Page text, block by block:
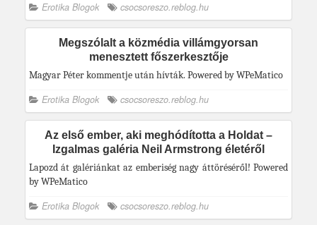
Erotika Blogok csocsoreszo.reblog.hu
Megszólalt a közmédia villámgyorsan
menesztett főszerkesztője
Magyar Péter kommentje után hívták. Powered by WPeMatico
Erotika Blogok csocsoreszo.reblog.hu
Az első ember, aki meghódította a Holdat –
Izgalmas galéria Neil Armstrong életéről
Lapozd át galériánkat az emberiség nagy áttöréséről! Powered
by WPeMatico
Erotika Blogok csocsoreszo.reblog.hu